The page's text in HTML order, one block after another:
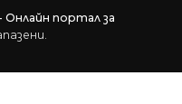
Онлайн портал за